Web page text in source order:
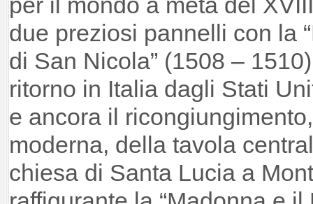
due preziosi pannelli con la
di San Nicola” (1508 –
ritorno in Italia dagli Stati
e ancora il
moderna, della tavola
chiesa di Santa Lucia a